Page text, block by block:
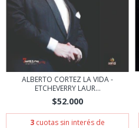
ALBERTO CORTEZ LA VIDA -
ETCHEVERRY LAUR...
$52.000
3 cuotas sin interés de